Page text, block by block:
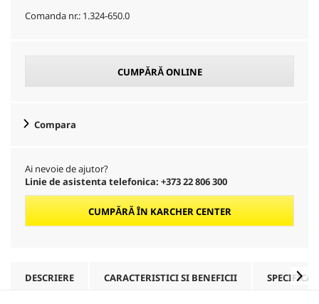
Comanda nr.: 1.324-650.0
CUMPĂRĂ ONLINE
Compara
Ai nevoie de ajutor?
Linie de asistenta telefonica: +373 22 806 300
CUMPĂRĂ ÎN KARCHER CENTER
DESCRIERE CARACTERISTICI SI BENEFICII